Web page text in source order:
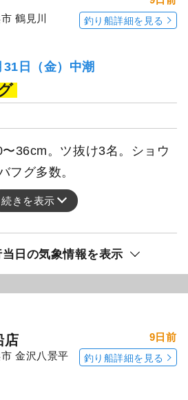
鶴見川 釣り船詳細を見る
日（金）中潮
36cm。ツ抜け3名。ショウ
フグ多数。
続きを表示
日の気象情報を表示
店
金沢八景平
9日前
釣り船詳細を見る